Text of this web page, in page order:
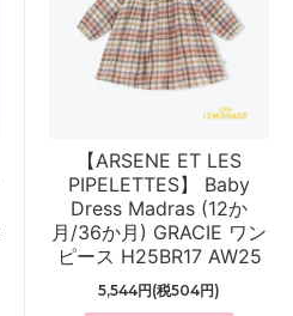
【ARSENE ET LES
PIPELETTES】 Baby
Dress Madras (12か
月/36か月) GRACIE ワン
ピース H25BR17 AW25
5,544円(税504円)